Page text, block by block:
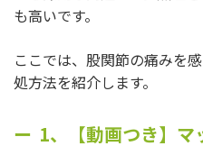
も高いです。
ここでは、股関節の痛みを
処方法を紹介します。
1、【動画つき】マ